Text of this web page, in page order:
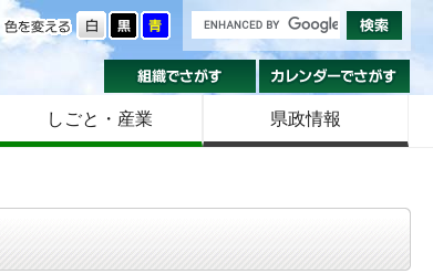
色を変える
組織でさがす
しごと・産業 県政情報